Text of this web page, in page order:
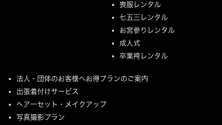
喪服レンタル
七五三レンタル
お宮参りレンタル
成人式
卒業袴レンタル
法人・団体のお客様へお得プランのご案内
出張着付けサービス
ヘアーセット・メイクアップ
写真撮影プラン